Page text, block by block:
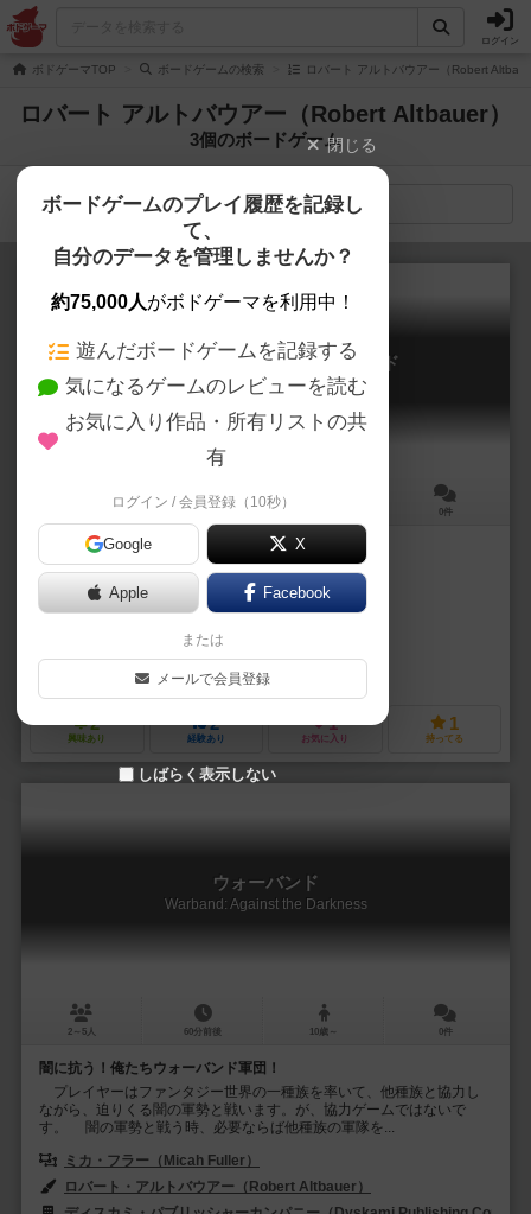
ログイン
ボドゲーマTOP ボードゲームの検索 ロバート アルトバウアー（Robert
ロバート アルトバウアー（Robert Altbauer）
3個のボードゲーム
検索メニュー
ア・ゲスト・オブ・ロビンフッド
A Gest of Robin Hood
45～90分 0件
作品説明文の編集者を募集中
フレッド・サーバル（Fred Serval）
ロバート・アルトバウアー（Robert Altbauer）
GMTゲームズ（GMT Games）
2
興味あり
2
経験あり
1
お気に入り
1
持ってる
ウォーバンド
Warband: Against the Darkness
2～5人 60分前後 10歳～ 0件
闇に抗う！俺たちウォーバンド軍団！
プレイヤーはファンタジー世界の一種族を率いて、他種族と協力し
ながら、迫りくる闇の軍勢と戦います。が、協力ゲームではないで
す。 闇の軍勢と戦う時、必要ならば他種族の軍隊を...
ミカ・フラー（Micah Fuller）
ロバート・アルトバウアー（Robert Altbauer）
閉じる
ボードゲームのプレイ履歴を記録し
て、
自分のデータを管理しませんか？
約75,000人がボドゲーマを利用中！
遊んだボードゲームを記録する
気になるゲームのレビューを読む
お気に入り作品・所有リストの共
有
ログイン / 会員登録（10秒）
Google X
Apple Facebook
または
メールで会員登録
しばらく表示しない